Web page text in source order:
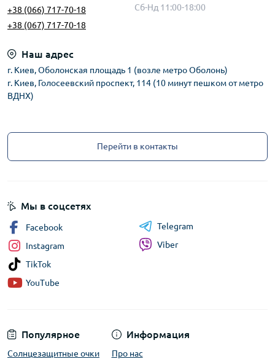
+38 (066) 717-70-18
+38 (067) 717-70-18
Сб-Нд 11:00-18:00
Наш адрес
г. Киев, Оболонская площадь 1 (возле метро Оболонь)
г. Киев, Голосеевский проспект, 114 (10 минут пешком от метро
ВДНХ)
Перейти в контакты
Популярное
Солнцезащитные очки
Информация
Про нас
Мы в соцсетях
Facebook
Instagram
TikTok
YouTube
Telegram
Viber